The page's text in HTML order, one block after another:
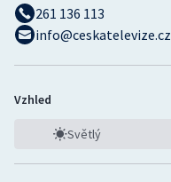
261 136 113
info@ceskatelevize.cz
Vzhled
Světlý